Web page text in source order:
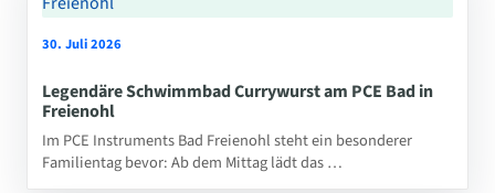
30. Juli 2026
Legendäre Schwimmbad Currywurst am PCE Bad in
Freienohl
Im PCE Instruments Bad Freienohl steht ein besonderer
Familientag bevor: Ab dem Mittag lädt das …